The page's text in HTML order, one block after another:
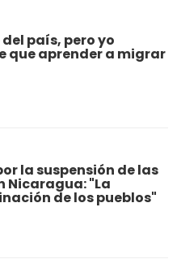
país, pero yo
que aprender a migrar
la suspensión de las
Nicaragua: "La
de los pueblos"